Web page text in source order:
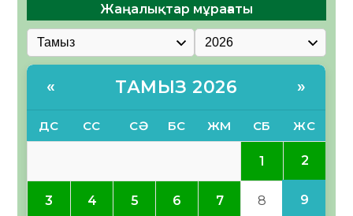
Жаңалықтар мұрағаты
« ТАМЫЗ 2026 »
ДС СС СӘ БС ЖМ СБ ЖС
1 2
3 4 5 6 7 8 9